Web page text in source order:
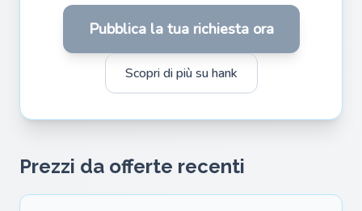
Pubblica la tua richiesta ora
Scopri di più su hank
Prezzi da offerte recenti